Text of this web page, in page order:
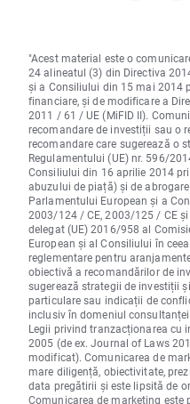
"Acest material este o
24 alineatul (3) din Directiva
și a Consiliului din 15 mai 2014
financiare, și de modificare a
2011 / 61 / UE (MiFID II).
recomandare de investiții sau o
recomandare care sugerează o
Regulamentului (UE) nr. 596/
Consiliului din 16 aprilie 2014
abuzului de piață) și de
Parlamentului European și a
2003/124 / CE, 2003/125 / CE
delegat (UE) 2016/958 al
European și al Consiliului în
reglementare pentru
obiectivă a recomandărilor de
sugerează strategii de investiții
particulare sau indicații de
inclusiv în domeniul
Legii privind tranzacționarea cu
2005 (de ex. Journal of Laws
modificat). Comunicarea de
mare diligență, obiectivitate,
data pregătirii și este lipsită de
Comunicarea de marketing